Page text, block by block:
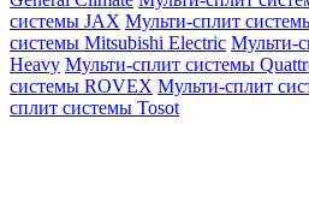
системы JAX Мульти-сплит
системы Mitsubishi Electric Мульти-
Heavy Мульти-сплит системы
системы ROVEX Мульти-сплит
сплит системы Tosot